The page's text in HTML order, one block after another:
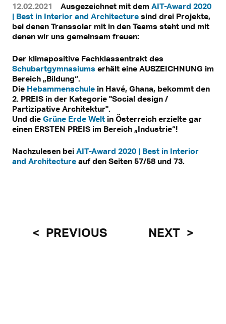
12.02.2021 Ausgezeichnet mit dem AIT-Award 2020
| Best in Interior and Architecture sind drei Projekte,
bei denen Transsolar mit in den Teams steht und mit
denen wir uns gemeinsam freuen:
Der klimapositive Fachklassentrakt des
Schubartgymnasiums erhält eine AUSZEICHNUNG im
Bereich „Bildung“.
Die Hebammenschule in Havé, Ghana, bekommt den
2. PREIS in der Kategorie "Social design /
Partizipative Architektur".
Und die Grüne Erde Welt in Österreich erzielte gar
einen ERSTEN PREIS im Bereich „Industrie“!
Nachzulesen bei AIT-Award 2020 | Best in Interior
and Architecture auf den Seiten 57/58 und 73.
PREVIOUS NEXT